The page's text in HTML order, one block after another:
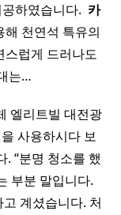
하였습니다.
카
천연석 특유의
스럽게 드러나도
는…
엘리트빌 대전광
사용하시다 보
. “분명 청소를 했
부분 말입니다.
계셨습니다. 처